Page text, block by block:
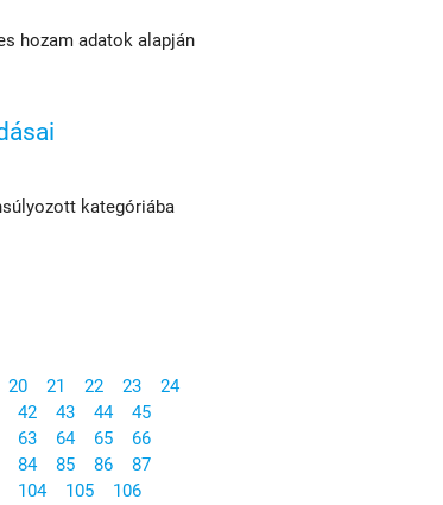
hozam adatok alapján
kategóriába
20 21 22 23
24
42 43 44
45
63 64 65
66
84 85 86
87
104 105
106